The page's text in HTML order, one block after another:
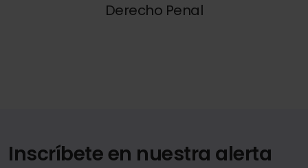
Derecho Penal
Inscríbete en nuestra alerta